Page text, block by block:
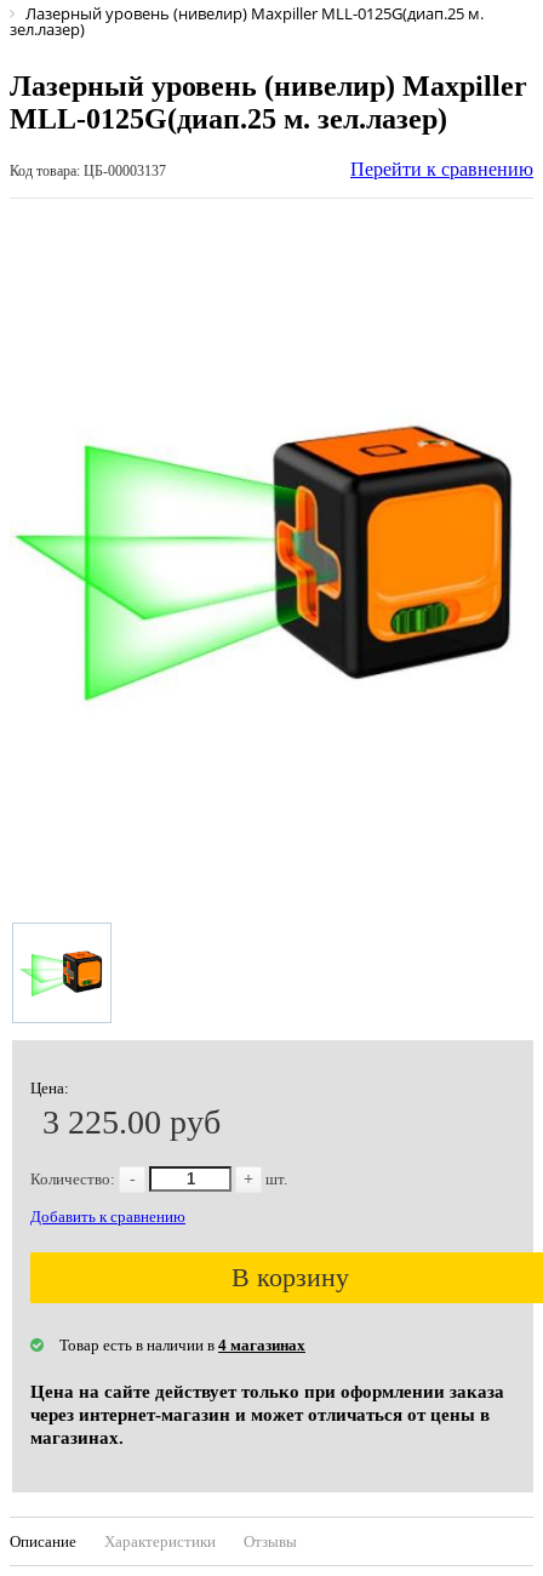
Лазерный уровень (нивелир) Maxpiller MLL-0125G(диап.25 м.
зел.лазер)
Лазерный уровень (нивелир) Maxpiller
MLL-0125G(диап.25 м. зел.лазер)
Код товара: ЦБ-00003137 Перейти к сравнению
Цена:
3 225.00 руб
Количество: - + шт.
Добавить к сравнению
В корзину
Товар есть в наличии в 4 магазинах
Цена на сайте действует только при оформлении заказа
через интернет-магазин и может отличаться от цены в
магазинах.
Описание Характеристики Отзывы